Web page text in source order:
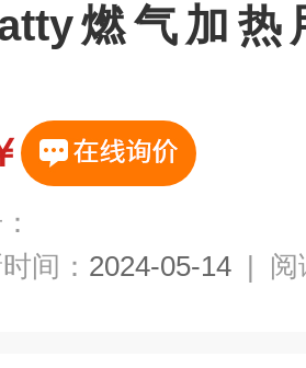
燃气加
间： 2024-05-14 | 阅